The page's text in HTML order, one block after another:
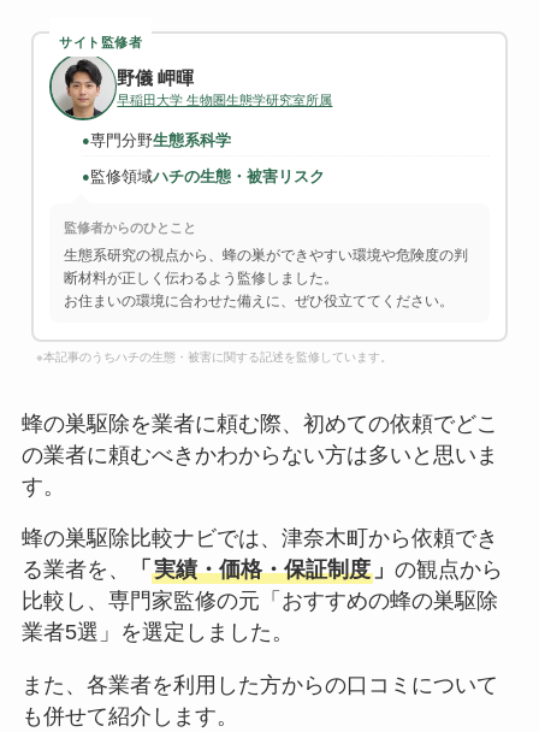
サイト監修者
野儀 岬暉
早稲田大学 生物圏生態学研究室所属
●専門分野生態系科学
●監修領域ハチの生態・被害リスク
監修者からのひとこと
生態系研究の視点から、蜂の巣ができやすい環境や危険度の判
断材料が正しく伝わるよう監修しました。
お住まいの環境に合わせた備えに、ぜひ役立ててください。
※本記事のうちハチの生態・被害に関する記述を監修しています。
蜂の巣駆除を業者に頼む際、初めての依頼でどこ
の業者に頼むべきかわからない方は多いと思いま
す。
蜂の巣駆除比較ナビでは、津奈木町から依頼でき
る業者を、
「 実績・価格・保証制度」 の観点から
比較し、専門家監修の元「おすすめの蜂の巣駆除
業者5選」を選定しました。
また、各業者を利用した方からの口コミについて
も併せて紹介します。